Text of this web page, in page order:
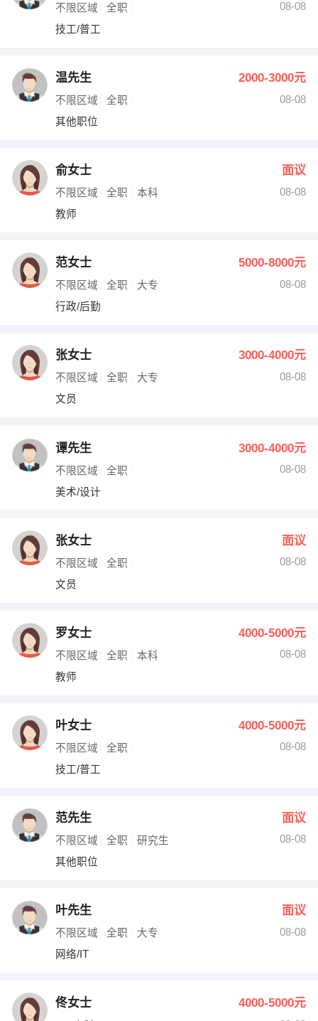
不限区域 全职
08-08
技工/普工
温先生 2000-3000元
不限区域 全职
08-08
其他职位
俞女士 面议
不限区域 全职 本科
08-08
教师
范女士 5000-8000元
不限区域 全职 大专
08-08
行政/后勤
张女士 3000-4000元
不限区域 全职 大专
08-08
文员
谭先生 3000-4000元
不限区域 全职
08-08
美术/设计
张女士 面议
不限区域 全职
08-08
文员
罗女士 4000-5000元
不限区域 全职 本科
08-08
教师
叶女士 4000-5000元
不限区域 全职
08-08
技工/普工
范先生 面议
不限区域 全职 研究生
08-08
其他职位
叶先生 面议
不限区域 全职 大专
08-08
网络/IT
佟女士 4000-5000元